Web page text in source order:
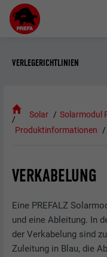
VERLEGERICHTLINIEN
Solar
Solarmodul
Produktinformationen
VERKABELUNG
Eine PREFALZ
und eine Ableitung. In
der Verkabelung sind
Zuleitung in Blau, die